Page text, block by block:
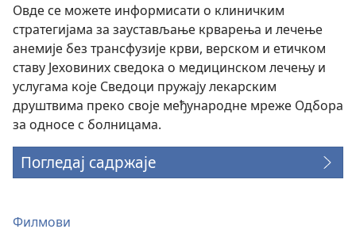
Овде се можете информисати о клиничким
стратегијама за заустављање крварења и лечење
анемије без трансфузије крви, верском и етичком
ставу Јеховиних сведока о медицинском лечењу и
услугама које Сведоци пружају лекарским
друштвима преко своје међународне мреже Одбора
за односе с болницама.
Погледај садржаје
Филмови